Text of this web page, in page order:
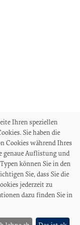
Ihren speziellen
Sie haben die
Cookies während Ihres
genaue Auflistung und
können Sie in den
Sie, dass Sie die
jederzeit zu
dazu finden Sie in